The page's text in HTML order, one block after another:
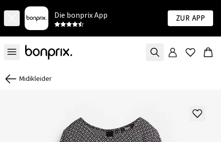
Die bonprix App Zur App
Midikleider